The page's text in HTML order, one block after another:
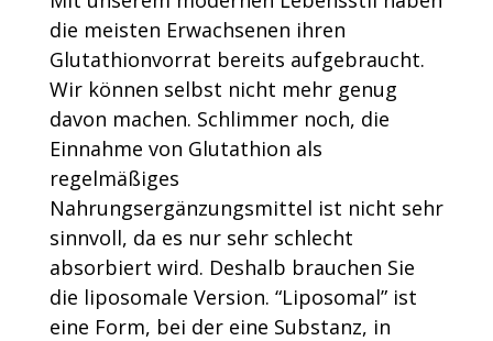
die meisten Erwachsenen ihren
Glutathionvorrat bereits aufgebraucht.
Wir können selbst nicht mehr genug
davon machen. Schlimmer noch, die
Einnahme von Glutathion als
regelmäßiges
Nahrungsergänzungsmittel ist nicht sehr
sinnvoll, da es nur sehr schlecht
absorbiert wird. Deshalb brauchen Sie
die liposomale Version. “Liposomal” ist
eine Form, bei der eine Substanz, in